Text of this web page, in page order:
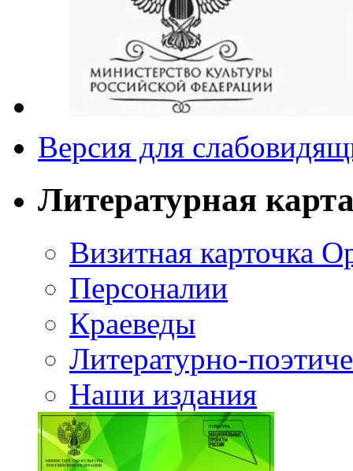
Версия для
Литературная
Визитная карточка
Персоналии
Краеведы
Литературно-
Наши издания